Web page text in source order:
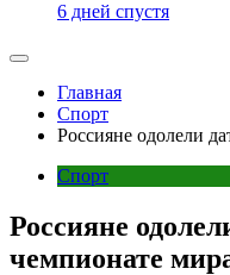
6 дней спустя
Главная
Спорт
Россияне одолели
Спорт
Россияне
чемпионате